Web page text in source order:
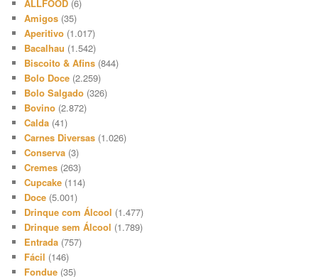
ALLFOOD (6)
Amigos (35)
Aperitivo (1.017)
Bacalhau (1.542)
Biscoito & Afins (844)
Bolo Doce (2.259)
Bolo Salgado (326)
Bovino (2.872)
Calda (41)
Carnes Diversas (1.026)
Conserva (3)
Cremes (263)
Cupcake (114)
Doce (5.001)
Drinque com Álcool (1.477)
Drinque sem Álcool (1.789)
Entrada (757)
Fácil (146)
Fondue (35)